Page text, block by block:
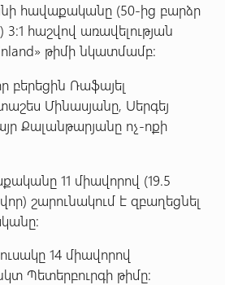
հավաքականը (50-ից բարձր
հաշվով առավելության
թիմի նկատմամբ:
Ռաֆայել
Մինասյանը, Սերգեյ
Քալանթարյանը ոչ-ոքի
11 միավորով (19.5
շարունակում է զբաղեցնել
14 միավորով
Պետերբուրգի թիմը: